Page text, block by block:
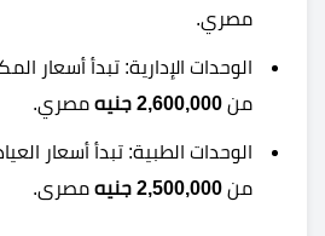
مصري.
الوحدات الإدارية: تبدأ أسعار
من 2,600,000 جنيه مصري.
الوحدات الطبية: تبدأ أسعار
من 2,500,000 جنيه مصرى.